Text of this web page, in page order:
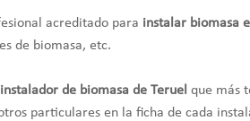
acreditado para instalar biomasa
de biomasa, etc.
instalador de biomasa de Teruel que más
particulares en la ficha de cada